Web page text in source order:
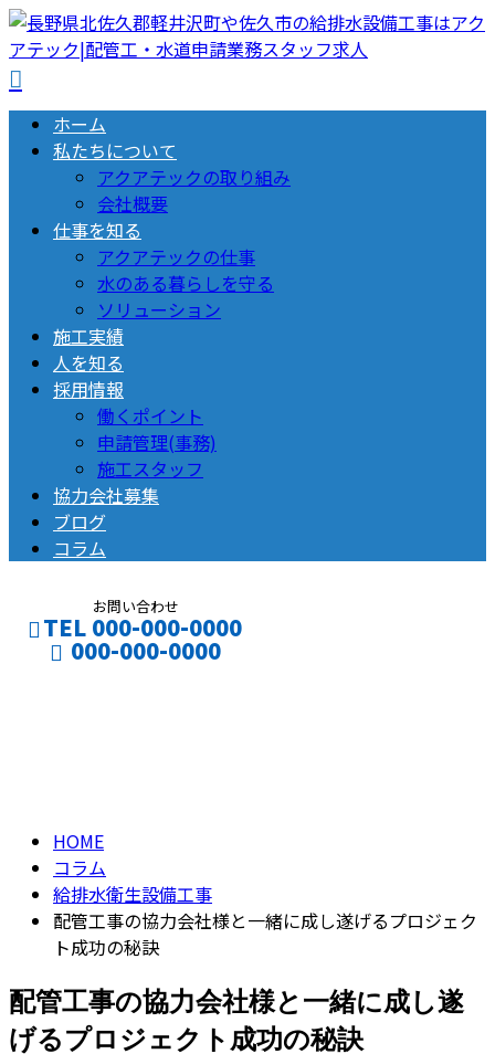
ホーム
私たちについて
アクアテックの取り組み
会社概要
仕事を知る
アクアテックの仕事
水のある暮らしを守る
ソリューション
施工実績
人を知る
採用情報
働くポイント
申請管理(事務)
施工スタッフ
協力会社募集
ブログ
コラム
お問い合わせ
TEL 000-000-0000
000-000-0000
HOME
コラム
給排水衛生設備工事
配管工事の協力会社様と一緒に成し遂げるプロジェク
ト成功の秘訣
配管工事の協力会社様と一緒に成し遂
げるプロジェクト成功の秘訣